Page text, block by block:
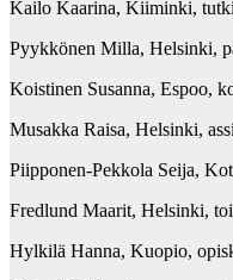
Kailo Kaarina, Kiiminki,
Pyykkönen Milla, Helsinki,
Koistinen Susanna, Espoo,
Musakka Raisa, Helsinki,
Piipponen-Pekkola Seija,
Fredlund Maarit, Helsinki,
Hylkilä Hanna, Kuopio,